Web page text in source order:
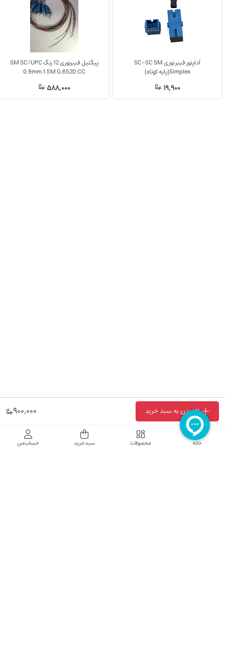
افزودن به سبد خرید 900,000
آداپتور فیبر نوری SC-SC SM
Simplex(پایه کوتاه)
19,900
پیگتیل فیبرنوری 12 رنگ SM SC/UPC
0.9mm 1.5M G.652D CC
588,000
فروشگاه اینترنتی نایب نت
خانه محصولات سبدخرید حساب‌من